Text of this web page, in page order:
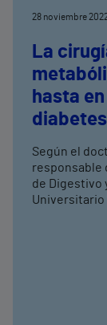
28 noviembre
La
hasta
diabetes
Según el
responsable
de Digestivo
Universitario